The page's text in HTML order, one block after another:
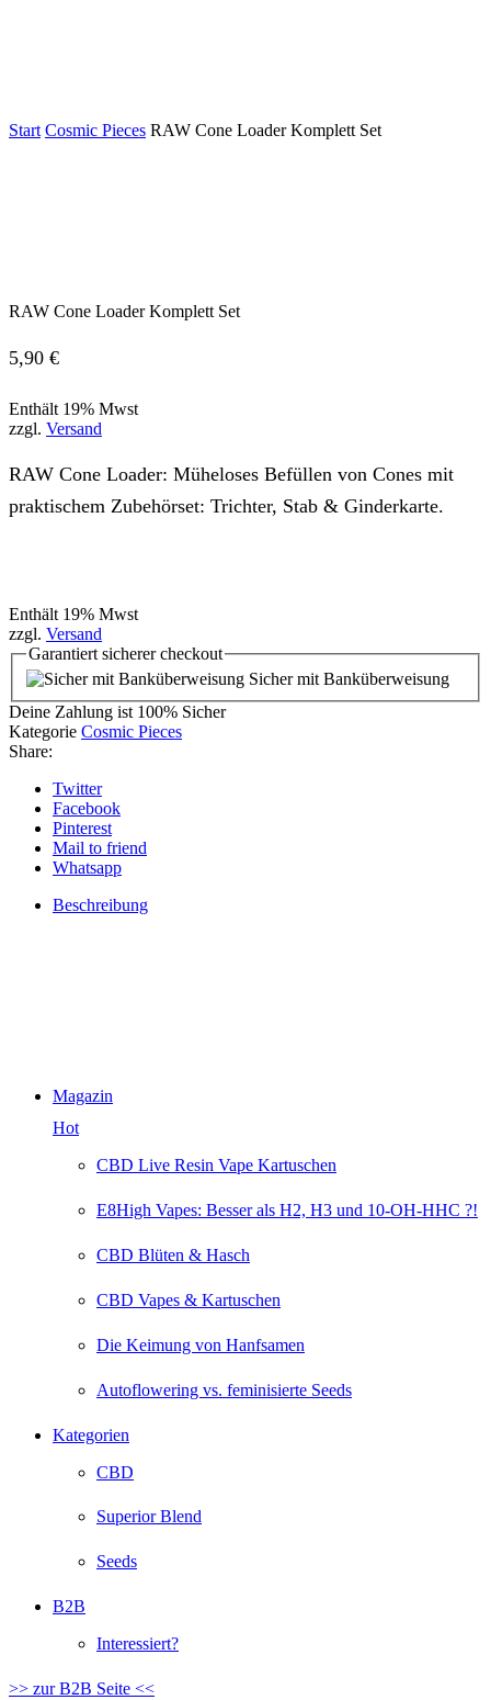
Start Cosmic Pieces RAW Cone Loader Komplett Set
RAW Cone Loader Komplett Set
5,90 €
Enthält 19% Mwst
zzgl. Versand
RAW Cone Loader: Müheloses Befüllen von Cones mit
praktischem Zubehörset: Trichter, Stab & Ginderkarte.
Enthält 19% Mwst
zzgl. Versand
Garantiert sicherercheckout
Sicher mit Banküberweisung
Deine Zahlung ist 100% Sicher
Kategorie Cosmic Pieces
Share:
Twitter
Facebook
Pinterest
Mail to friend
Whatsapp
Beschreibung
Magazin
Hot
CBD Live Resin Vape Kartuschen
E8High Vapes: Besser als H2, H3 und 10-OH-HHC ?!
CBD Blüten & Hasch
CBD Vapes & Kartuschen
Die Keimung von Hanfsamen
Autoflowering vs. feminisierte Seeds
Kategorien
CBD
Superior Blend
Seeds
B2B
Interessiert?
>> zur B2B Seite <<